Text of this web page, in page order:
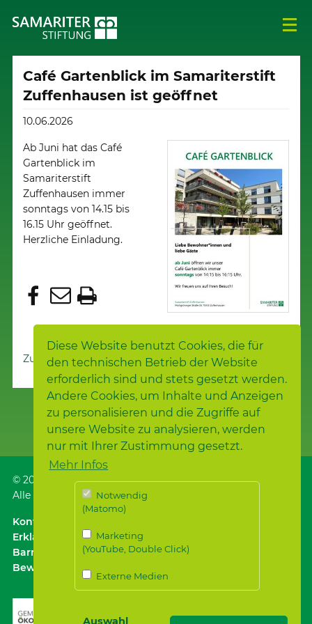
Diese Website benutzt Cookies, die für
den technischen Betrieb der Website
erforderlich sind und stets gesetzt werden.
Andere Cookies, um Inhalte und Anzeigen
zu personalisieren und die Zugriffe auf
unsere Website zu analysieren, werden
nur mit Ihrer Zustimmung gesetzt.
Mehr Infos
Notwendig
(Matomo)
Marketing
(YouTube, Double Click)
Externe Medien
Auswahl
Café Gartenblick im Samariterstift
Zuffenhausen ist geöffnet
10.06.2026
Ab Juni hat das Café
Gartenblick im
Samariterstift
Zuffenhausen immer
sonntags von 14.15 bis
16.15 Uhr geöffnet.
Herzliche Einladung.
Zur Nachrichtenübersicht
© 2026 Samariterstiftung, Nürtingen
Alle Rechte vorbehalten.
Kontakt
Erklärung zur
Barrierefreiheit｜Datenschutz｜Datenschutz für
Bewerber*innen